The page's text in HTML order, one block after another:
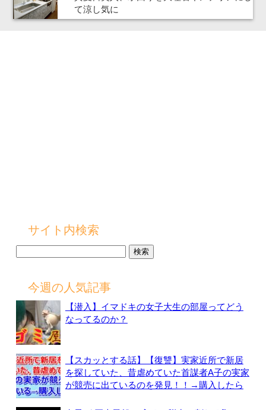
て涼し気に
サイト内検索
今週の人気記事
【潜入】イマドキの女子大生の部屋ってどう
なってるのか？
【スカッとする話】【復讐】実家近所で新居
を探していた、昔虐めていた首謀者A子の実家
が競売に出ているのを発見！！→購入したら